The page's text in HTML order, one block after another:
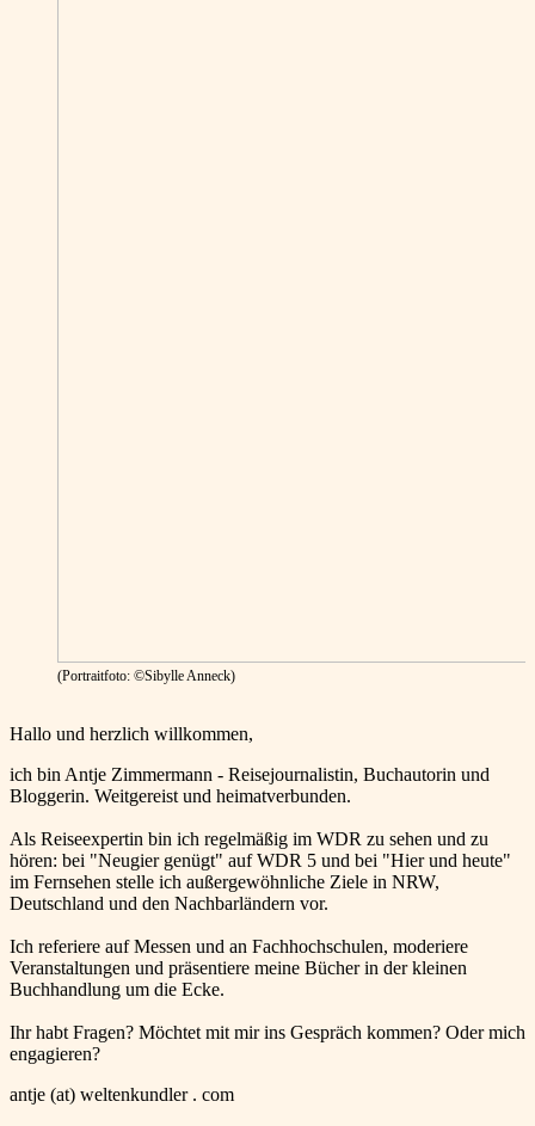
(Portraitfoto: ©Sibylle Anneck)
Hallo und herzlich willkommen,
ich bin Antje Zimmermann - Reisejournalistin, Buchautorin und
Bloggerin. Weitgereist und heimatverbunden.
Als Reiseexpertin bin ich regelmäßig im WDR zu sehen und zu
hören: bei "Neugier genügt" auf WDR 5 und bei "Hier und heute"
im Fernsehen stelle ich außergewöhnliche Ziele in NRW,
Deutschland und den Nachbarländern vor.
Ich referiere auf Messen und an Fachhochschulen, moderiere
Veranstaltungen und präsentiere meine Bücher in der kleinen
Buchhandlung um die Ecke.
Ihr habt Fragen? Möchtet mit mir ins Gespräch kommen? Oder mich
engagieren?
antje (at) weltenkundler . com